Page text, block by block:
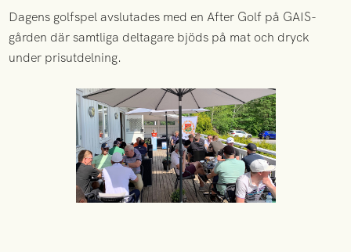
Dagens golfspel avslutades med en After Golf på GAIS-
gården där samtliga deltagare bjöds på mat och dryck
under prisutdelning.